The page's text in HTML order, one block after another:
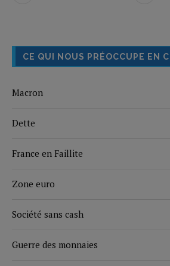
CE QUI NOUS PRÉOCCUPE EN
Macron
Dette
France en Faillite
Zone euro
Société sans cash
Guerre des monnaies